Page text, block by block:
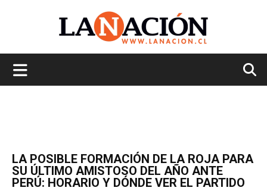
LA POSIBLE FORMACIÓN DE LA ROJA PARA
SU ÚLTIMO AMISTOSO DEL AÑO ANTE
PERÚ: HORARIO Y DÓNDE VER EL PARTIDO